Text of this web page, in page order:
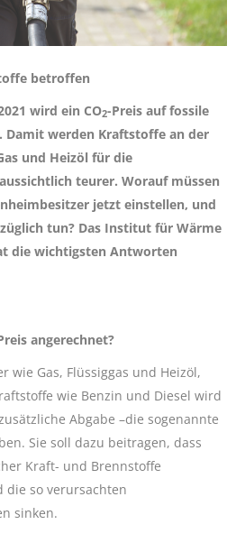
betroffen
wird ein CO2-Preis auf fossile
Damit werden Kraftstoffe an der
und Heizöl für die
teurer. Worauf müssen
jetzt einstellen, und
tun? Das Institut für Wärme
die wichtigsten Antworten
angerechnet?
wie Gas, Flüssiggas und Heizöl,
wie Benzin und Diesel wird
Abgabe –die sogenannte
Sie soll dazu beitragen, dass
Kraft- und Brennstoffe
so verursachten
sinken.